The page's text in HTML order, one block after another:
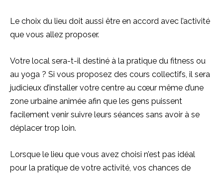
Le choix du lieu doit aussi être en accord avec l’activité
que vous allez proposer.
Votre local sera-t-il destiné à la pratique du fitness ou
au yoga ? Si vous proposez des cours collectifs, il sera
judicieux d’installer votre centre au cœur même d’une
zone urbaine animée afin que les gens puissent
facilement venir suivre leurs séances sans avoir à se
déplacer trop loin.
Lorsque le lieu que vous avez choisi n’est pas idéal
pour la pratique de votre activité, vos chances de